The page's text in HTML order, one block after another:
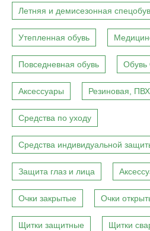
Летняя и демисезонная
Утепленная обувь
Повседневная обувь Обувь
Аксессуары Резиновая, ПВХ
Средства по уходу
Средства индивидуальной
Защита глаз и лица
Очки закрытые Очки
Щитки защитные Щитки